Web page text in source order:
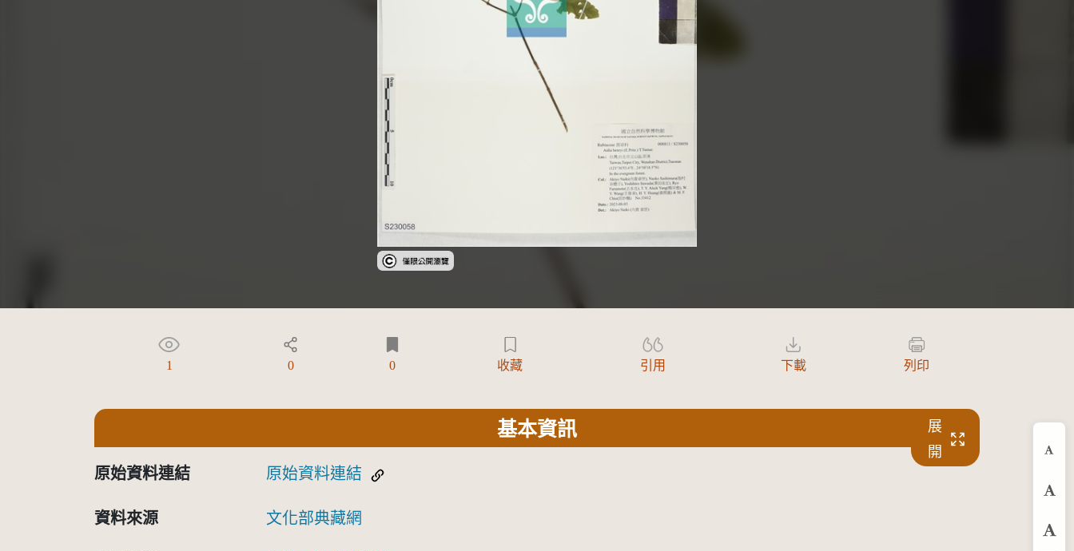
受著作權法保護-僅限於本平台有限度公開瀏覽
1 0 0 收藏 引用 下載 列印
基本資訊
展
開
原始資料連結 原始資料連結
資料來源 文化部典藏網
放